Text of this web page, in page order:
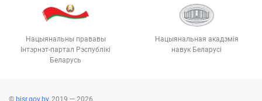
Нацыянальны прававы
Інтэрнэт-партал Рэспублікі
Беларусь
Нацыянальная акадэмія
навук Беларусі